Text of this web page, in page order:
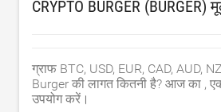
CRYPTO BURGER (BURGER)
ग्राफ BTC, USD, EUR, CAD, AUD,
Burger की लागत कितनी है? आज का ,
उपयोग करें।